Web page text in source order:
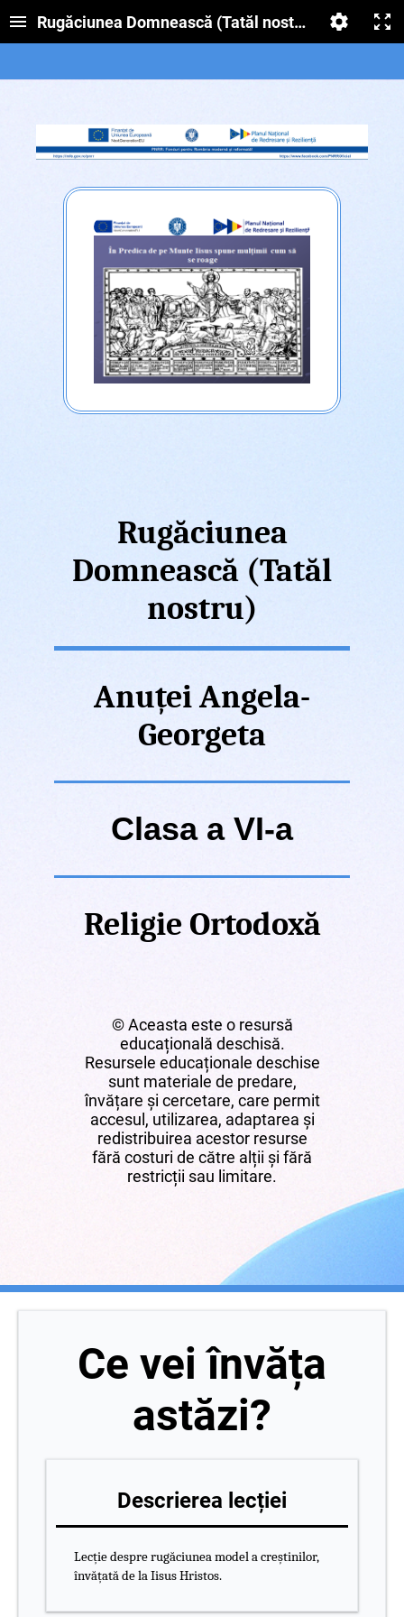
Rugăciunea Domnească (Tatăl nostru)
Rugăciunea
Domnească (Tatăl
nostru)
Anuței Angela-
Georgeta
Clasa a VI-a
Religie Ortodoxă
© Aceasta este o resursă
educațională deschisă.
Resursele educaționale deschise
sunt materiale de predare,
învățare și cercetare, care permit
accesul, utilizarea, adaptarea și
redistribuirea acestor resurse
fără costuri de către alții și fără
restricții sau limitare.
Ce vei învăța
astăzi?
Descrierea lecției
Lecție despre rugăciunea model a creștinilor,
învățată de la Iisus Hristos.